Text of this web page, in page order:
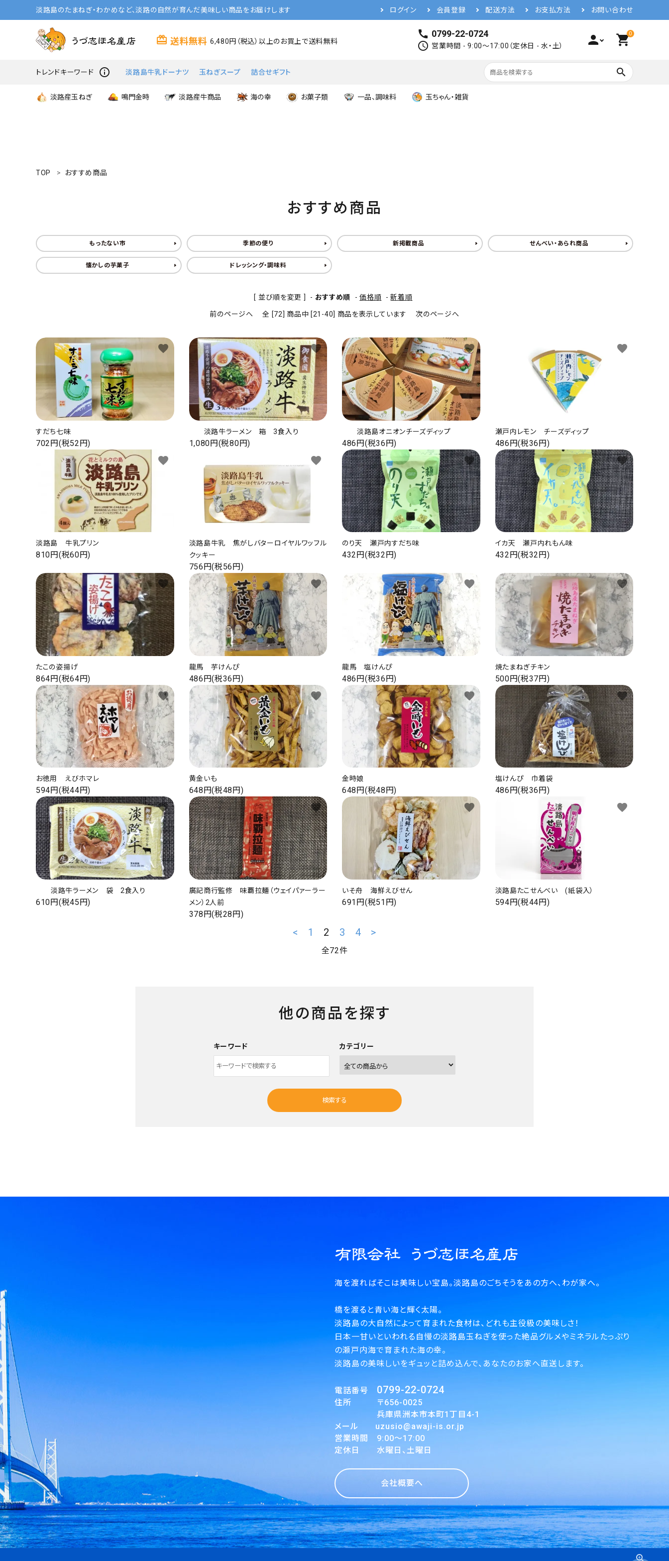
淡路島のたまねぎ・わかめなど、淡路の自然が育んだ美味しい商品をお届けします ログイン 会員登録 配送方法 お支払方法 お問い合わせ
card_giftcard 送料無料 6,480円（税込）以上のお買上で送料無料
call 0799-22-0724
schedule 営業時間 - 9:00～17:00（定休日 - 水・土） person 0
shopping_cart
トレンドキーワード info_outline 淡路島牛乳ドーナツ 玉ねぎスープ 詰合せギフト search
淡路産玉ねぎ 鳴門金時 淡路産牛商品 海の幸 お菓子類 一品、調味料 玉ちゃん・雑貨
淡路産玉ねぎ
鳴門金時
お菓子類
一品、調味料
玉ちゃん・雑貨
INFORMATIOM
会社概要
プライバシーポリシー
ACCOUNT MENU
ようこそ ゲスト 様
ログイン 新規会員登録
TOP おすすめ商品
おすすめ商品
もったない市 季節の便り 新掲載商品 せんべい・あられ商品
懐かしの芋菓子 ドレッシング・調味料
[ 並び順を変更 ] - おすすめ順 -価格順 -新着順
前のページへ 全 [72] 商品中 [21-40] 商品を表示しています 次のページへ
すだち七味
702円(税52円)
favorite
淡路牛ラーメン 箱 3食入り
1,080円(税80円)
favorite
淡路島オニオンチーズディップ
486円(税36円)
favorite
瀬戸内レモン チーズディップ
486円(税36円)
favorite
淡路島 牛乳プリン
810円(税60円)
favorite
淡路島牛乳 焦がしバターロイヤルワッフル
クッキー
756円(税56円)
favorite
のり天 瀬戸内すだち味
432円(税32円)
favorite
イカ天 瀬戸内れもん味
432円(税32円)
favorite
たこの姿揚げ
864円(税64円)
favorite
龍馬 芋けんぴ
486円(税36円)
favorite
龍馬 塩けんぴ
486円(税36円)
favorite
焼たまねぎチキン
500円(税37円)
favorite
お徳用 えびホマレ
594円(税44円)
favorite
黄金いも
648円(税48円)
favorite
金時娘
648円(税48円)
favorite
塩けんぴ 巾着袋
486円(税36円)
favorite
淡路牛ラーメン 袋 2食入り
610円(税45円)
favorite
廣記商行監修 味覇拉麺（ウェイパァーラー
メン）2人前
378円(税28円)
favorite
いそ舟 海鮮えびせん
691円(税51円)
favorite
淡路島たこせんべい (紙袋入）
594円(税44円)
favorite
< 1 2 3 4 >
全72件
他の商品を探す
キーワード カテゴリー
検索する
zoom_in
海を渡ればそこは美味しい宝島。淡路島のごちそうをあの方へ、わが家へ。
橋を渡ると青い海と輝く太陽。
淡路島の大自然によって育まれた食材は、どれも主役級の美味しさ！
日本一甘いといわれる自慢の淡路島玉ねぎを使った絶品グルメやミネラルたっぷり
の瀬戸内海で育まれた海の幸。
淡路島の美味しいをギュッと詰め込んで、あなたのお家へ直送します。
電話番号 0799-22-0724
住所 〒656-0025
兵庫県洲本市本町1丁目4-1
メール uzusio@awaji-is.or.jp
営業時間 9:00～17:00
定休日 水曜日、土曜日
会社概要へ